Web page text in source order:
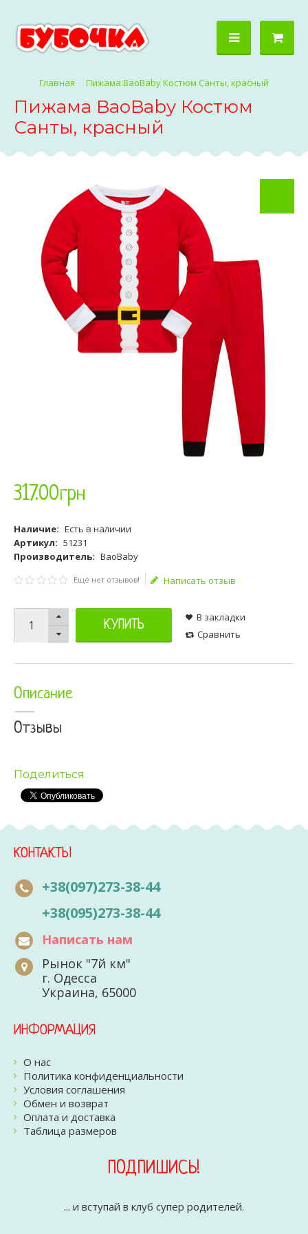
Пижама BaoBaby Костюм Санты, красный
Пижама BaoBaby Костюм
Санты, красный
317.00грн
Наличие: Есть в наличии
Артикул: 51231
Производитель: BaoBaby
Ещё нет отзывов! Написать отзыв
КУПИТЬ
В закладки
Сравнить
Описание
Отзывы
Поделиться
КОНТАКТЫ
+38(097)273-38-44
+38(095)273-38-44
Написать нам
Рынок "7й км"
г. Одесса
Украина, 65000
ИНФОРМАЦИЯ
О нас
Политика конфиденциальности
Условия соглашения
Обмен и возврат
Оплата и доставка
Таблица размеров
ПОДПИШИСЬ!
... и вступай в клуб супер родителей.